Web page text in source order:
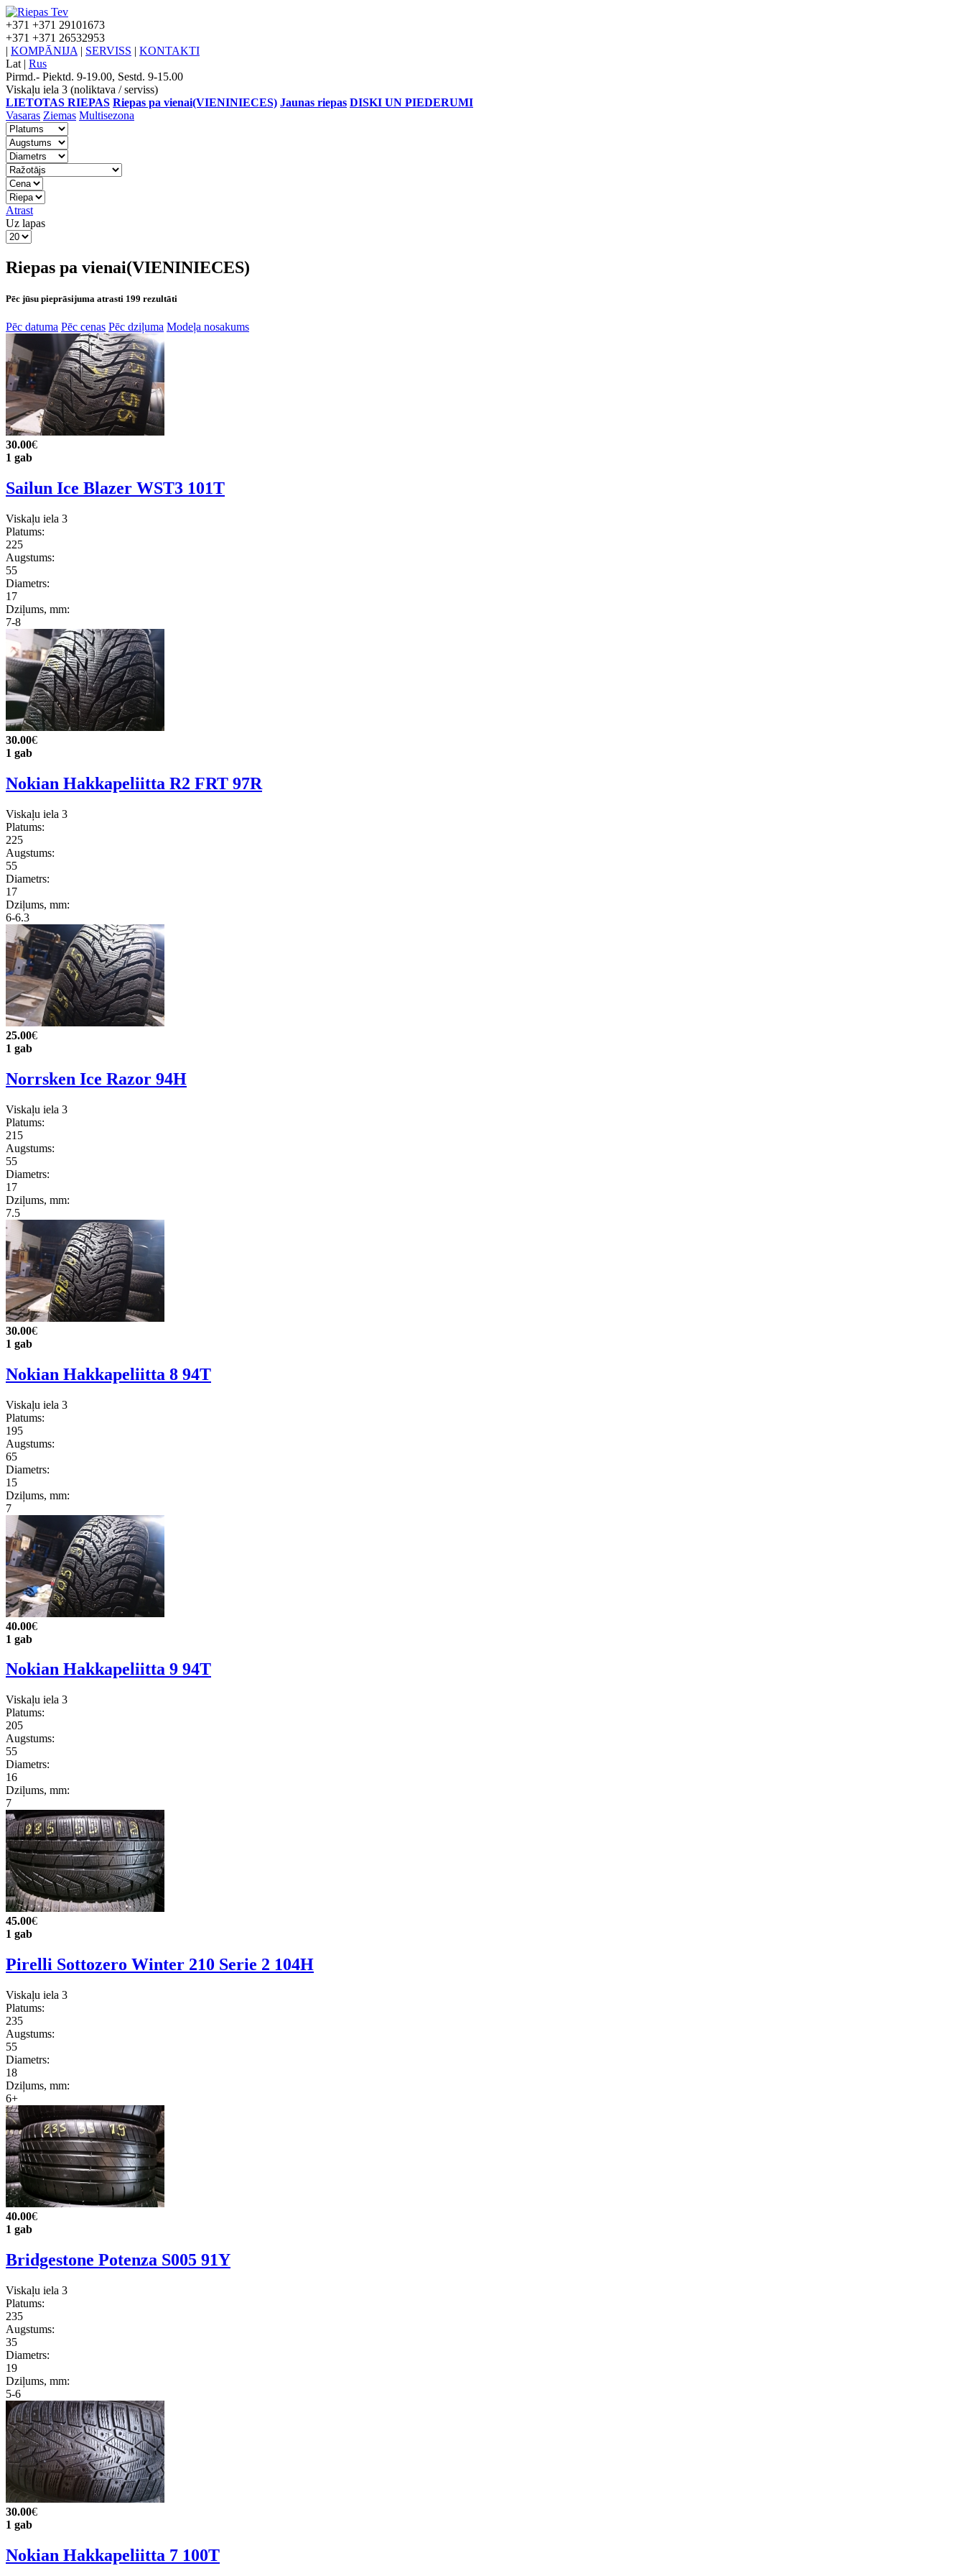
+371 +371 29101673
+371 +371 26532953
| KOMPĀNIJA | SERVISS | KONTAKTI
Lat | Rus
Pirmd.- Piektd. 9-19.00, Sestd. 9-15.00
Viskaļu iela 3 (noliktava / serviss)
LIETOTAS RIEPAS Riepas pa vienai(VIENINIECES) Jaunas riepas DISKI UN PIEDERUMI
Vasaras Ziemas Multisezona
Atrast
Uz lapas
Riepas pa vienai(VIENINIECES)
Pēc jūsu pieprāsijuma atrasti 199 rezultāti
Pēc datuma Pēc cenas Pēc dziļuma Modeļa nosakums
30.00€
1 gab
Sailun Ice Blazer WST3 101T
Viskaļu iela 3
Platums:
225
Augstums:
55
Diametrs:
17
Dziļums, mm:
7-8
30.00€
1 gab
Nokian Hakkapeliitta R2 FRT 97R
Viskaļu iela 3
Platums:
225
Augstums:
55
Diametrs:
17
Dziļums, mm:
6-6.3
25.00€
1 gab
Norrsken Ice Razor 94H
Viskaļu iela 3
Platums:
215
Augstums:
55
Diametrs:
17
Dziļums, mm:
7.5
30.00€
1 gab
Nokian Hakkapeliitta 8 94T
Viskaļu iela 3
Platums:
195
Augstums:
65
Diametrs:
15
Dziļums, mm:
7
40.00€
1 gab
Nokian Hakkapeliitta 9 94T
Viskaļu iela 3
Platums:
205
Augstums:
55
Diametrs:
16
Dziļums, mm:
7
45.00€
1 gab
Pirelli Sottozero Winter 210 Serie 2 104H
Viskaļu iela 3
Platums:
235
Augstums:
55
Diametrs:
18
Dziļums, mm:
6+
40.00€
1 gab
Bridgestone Potenza S005 91Y
Viskaļu iela 3
Platums:
235
Augstums:
35
Diametrs:
19
Dziļums, mm:
5-6
30.00€
1 gab
Nokian Hakkapeliitta 7 100T